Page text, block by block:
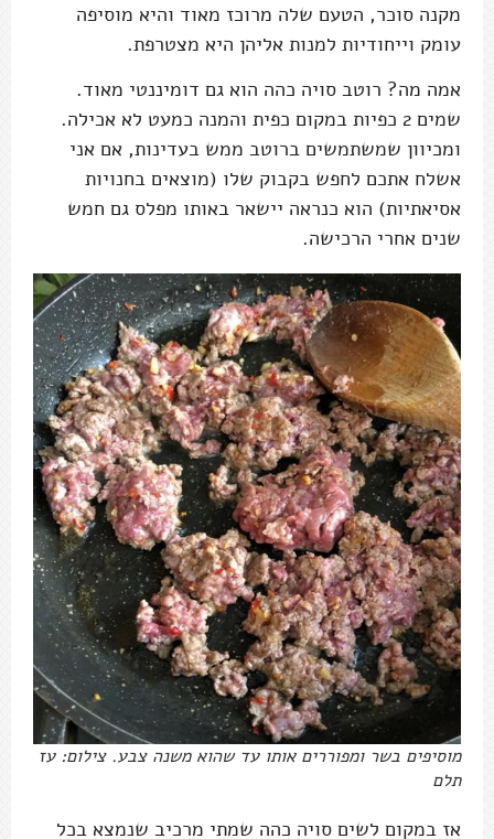
מקנה סוכר, הטעם שלה מרוכז מאוד והיא מוסיפה
עומק וייחודיות למנות אליהן היא מצטרפת.
אמה מה? רוטב סויה כהה הוא גם דומיננטי מאוד.
שמים 2 כפיות במקום כפית והמנה כמעט לא אכילה.
ומכיוון שמשתמשים ברוטב ממש בעדינות, אם אני
אשלח אתכם לחפש בקבוק שלו (מוצאים בחנויות
אסיאתיות) הוא כנראה יישאר באותו מפלס גם חמש
שנים אחרי הרכישה.
מוסיפים בשר ומפוררים אותו עד שהוא משנה צבע. צילום: עז
תלם
אז במקום לשים סויה כהה שמתי מרכיב שנמצא בכל